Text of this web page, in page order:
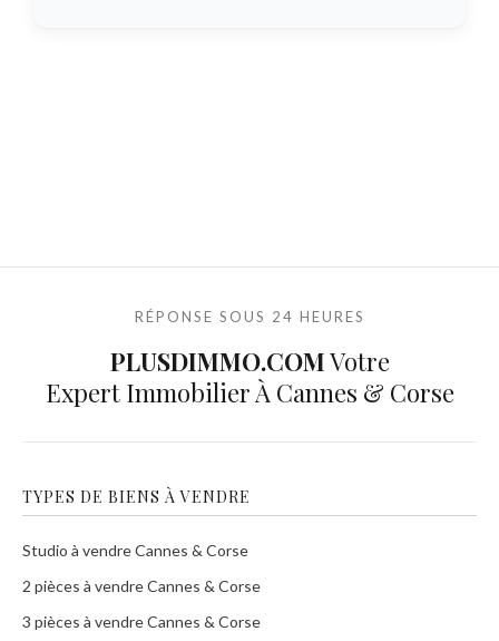
RÉPONSE SOUS 24 HEURES
PLUSDIMMO.COMVotre
Expert Immobilier À Cannes & Corse
TYPES DE BIENS À VENDRE
Studio à vendre Cannes & Corse
2 pièces à vendre Cannes & Corse
3 pièces à vendre Cannes & Corse